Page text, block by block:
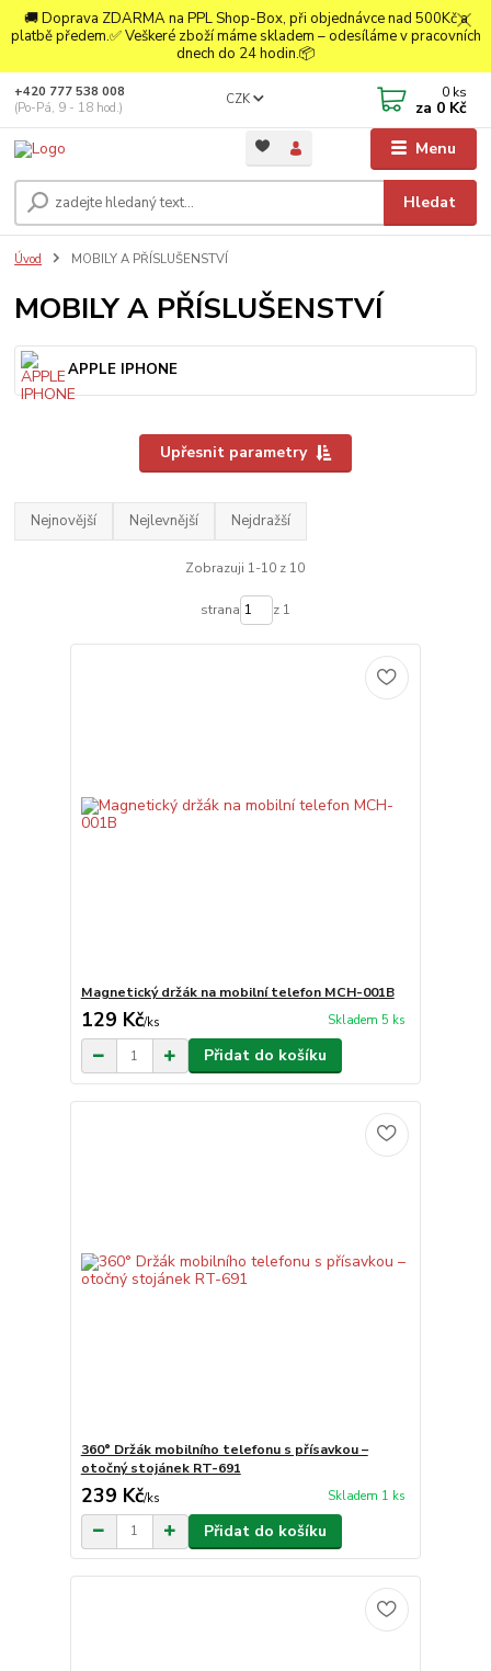
🚚 Doprava ZDARMA na PPL Shop-Box, při objednávce nad 500Kč a
platbě předem.✅ Veškeré zboží máme skladem – odesíláme v pracovních
dnech do 24 hodin.📦
Menu
CZK
Hledat
+420 777 538 008
(Po-Pá, 9 - 18 hod.)
0 ks
za 0 Kč
Úvod MOBILY A PŘÍSLUŠENSTVÍ
MOBILY A PŘÍSLUŠENSTVÍ
APPLE IPHONE
Upřesnit parametry
Nejnovější Nejlevnější Nejdražší
Zobrazuji 1-10 z 10
strana z 1
Magnetický držák na mobilní telefon MCH-001B
129 Kč/ks Skladem 5 ks
Přidat do košíku
360° Držák mobilního telefonu s přísavkou –
otočný stojánek RT-691
239 Kč/ks Skladem 1 ks
Přidat do košíku